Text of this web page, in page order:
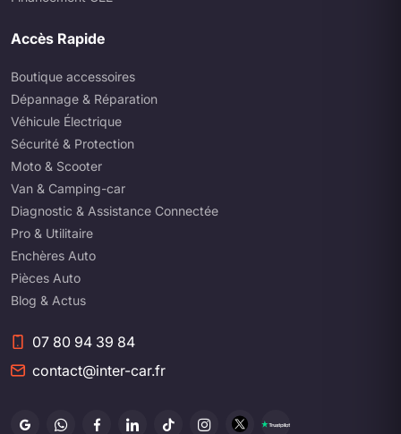
Accès Rapide
Boutique accessoires
Dépannage & Réparation
Véhicule Électrique
Sécurité & Protection
Moto & Scooter
Van & Camping-car
Diagnostic & Assistance Connectée
Pro & Utilitaire
Enchères Auto
Pièces Auto
Blog & Actus
07 80 94 39 84
contact@inter-car.fr